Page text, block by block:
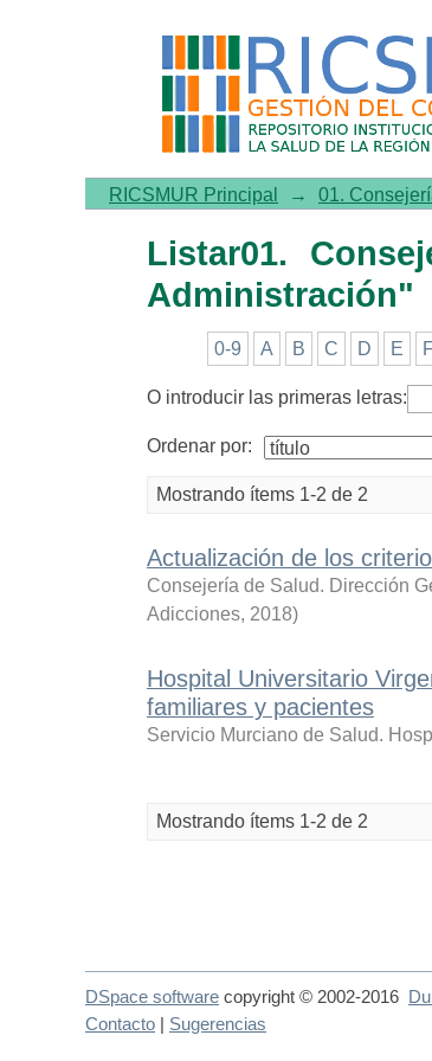
Listar01.
RICSMUR Principal → 01.
Listar01.
Administración"
0-9 A B C D E F
O introducir las primeras letras:
Ordenar por:
Mostrando ítems 1-2 de 2
Actualización de los
Consejería de Salud. Dirección
Adicciones, 2018)
Hospital Universitario
familiares y pacientes
Servicio Murciano de Salud.
Mostrando ítems 1-2 de 2
DSpace software copyright © 2002-2016
Contacto
Sugerencias